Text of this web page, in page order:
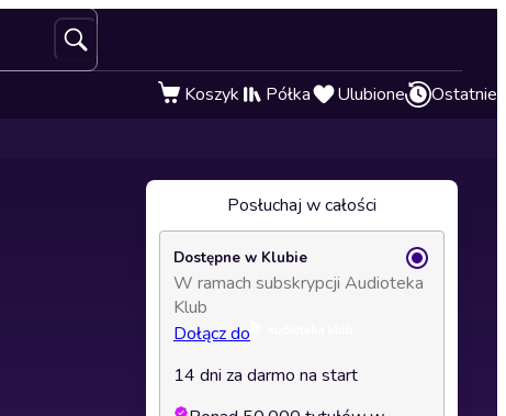
Koszyk Półka Ulubione Ostatnie
Posłuchaj w całości
Dostępne w Klubie
W ramach subskrypcji Audioteka
Klub
Dołącz do
14 dni za darmo na start